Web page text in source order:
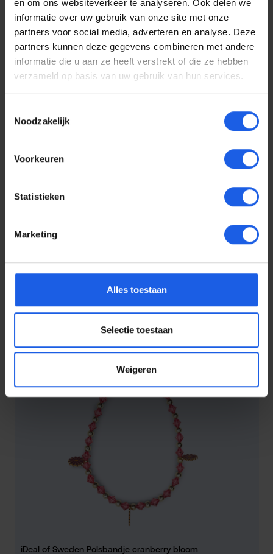
en om ons websiteverkeer te analyseren. Ook delen we
informatie over uw gebruik van onze site met onze
partners voor social media, adverteren en analyse. Deze
partners kunnen deze gegevens combineren met andere
informatie die u aan ze heeft verstrekt of die ze hebben
verzameld op basis van uw gebruik van hun services.
Noodzakelijk
Voorkeuren
Statistieken
Marketing
Alles toestaan
Selectie toestaan
Weigeren
iDeal of Sweden Polsbandje cranberry bloom